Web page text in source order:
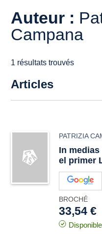
Auteur :
Campana
1 résultats trouvés
Articles
PATRIZIA
In
el primer
BROCHÉ
33,54 €
Disponible